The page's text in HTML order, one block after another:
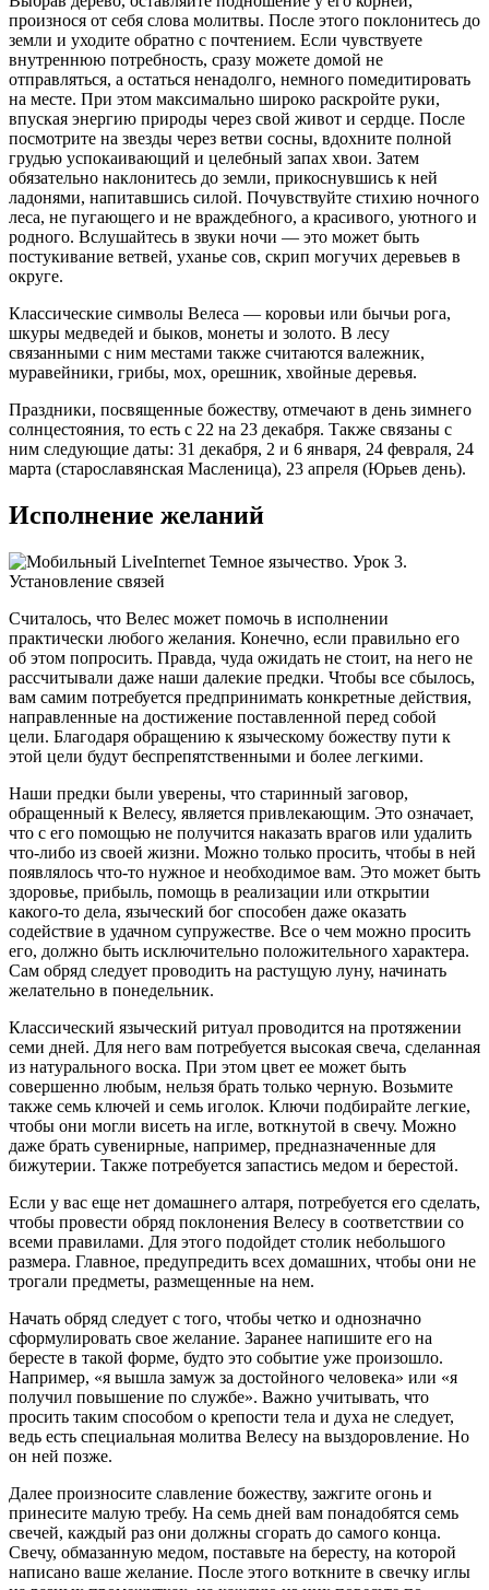
произнося от себя слова молитвы. После этого поклонитесь до
земли и уходите обратно с почтением. Если чувствуете
внутреннюю потребность, сразу можете домой не
отправляться, а остаться ненадолго, немного помедитировать
на месте. При этом максимально широко раскройте руки,
впуская энергию природы через свой живот и сердце. После
посмотрите на звезды через ветви сосны, вдохните полной
грудью успокаивающий и целебный запах хвои. Затем
обязательно наклонитесь до земли, прикоснувшись к ней
ладонями, напитавшись силой. Почувствуйте стихию ночного
леса, не пугающего и не враждебного, а красивого, уютного и
родного. Вслушайтесь в звуки ночи — это может быть
постукивание ветвей, уханье сов, скрип могучих деревьев в
округе.
Классические символы Велеса — коровьи или бычьи рога,
шкуры медведей и быков, монеты и золото. В лесу
связанными с ним местами также считаются валежник,
муравейники, грибы, мох, орешник, хвойные деревья.
Праздники, посвященные божеству, отмечают в день зимнего
солнцестояния, то есть с 22 на 23 декабря. Также связаны с
ним следующие даты: 31 декабря, 2 и 6 января, 24 февраля, 24
марта (старославянская Масленица), 23 апреля (Юрьев день).
Исполнение желаний
Считалось, что Велес может помочь в исполнении
практически любого желания. Конечно, если правильно его
об этом попросить. Правда, чуда ожидать не стоит, на него не
рассчитывали даже наши далекие предки. Чтобы все сбылось,
вам самим потребуется предпринимать конкретные действия,
направленные на достижение поставленной перед собой
цели. Благодаря обращению к языческому божеству пути к
этой цели будут беспрепятственными и более легкими.
Наши предки были уверены, что старинный заговор,
обращенный к Велесу, является привлекающим. Это означает,
что с его помощью не получится наказать врагов или удалить
что-либо из своей жизни. Можно только просить, чтобы в ней
появлялось что-то нужное и необходимое вам. Это может быть
здоровье, прибыль, помощь в реализации или открытии
какого-то дела, языческий бог способен даже оказать
содействие в удачном супружестве. Все о чем можно просить
его, должно быть исключительно положительного характера.
Сам обряд следует проводить на растущую луну, начинать
желательно в понедельник.
Классический языческий ритуал проводится на протяжении
семи дней. Для него вам потребуется высокая свеча, сделанная
из натурального воска. При этом цвет ее может быть
совершенно любым, нельзя брать только черную. Возьмите
также семь ключей и семь иголок. Ключи подбирайте легкие,
чтобы они могли висеть на игле, воткнутой в свечу. Можно
даже брать сувенирные, например, предназначенные для
бижутерии. Также потребуется запастись медом и берестой.
Если у вас еще нет домашнего алтаря, потребуется его сделать,
чтобы провести обряд поклонения Велесу в соответствии со
всеми правилами. Для этого подойдет столик небольшого
размера. Главное, предупредить всех домашних, чтобы они не
трогали предметы, размещенные на нем.
Начать обряд следует с того, чтобы четко и однозначно
сформулировать свое желание. Заранее напишите его на
бересте в такой форме, будто это событие уже произошло.
Например, «я вышла замуж за достойного человека» или «я
получил повышение по службе». Важно учитывать, что
просить таким способом о крепости тела и духа не следует,
ведь есть специальная молитва Велесу на выздоровление. Но
он ней позже.
Далее произносите славление божеству, зажгите огонь и
принесите малую требу. На семь дней вам понадобятся семь
свечей, каждый раз они должны сгорать до самого конца.
Свечу, обмазанную медом, поставьте на бересту, на которой
написано ваше желание. После этого воткните в свечку иглы